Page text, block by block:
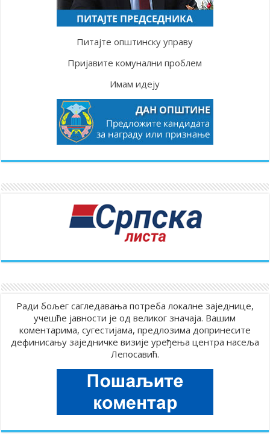
Питајте општинску управу
Пријавите комунални проблем
Имам идеју
Ради бољег сагледавања потреба локалне заједнице,
учешће јавности је од великог значаја. Вашим
коментарима, сугестијама, предлозима допринесите
дефинисању заједничке визије уређења центра насеља
Лепосавић.